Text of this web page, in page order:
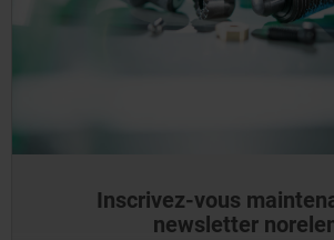
Inscrivez-vous
newsletter